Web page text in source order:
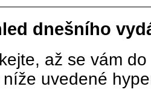
dnešního
až se vám
níže uvedené